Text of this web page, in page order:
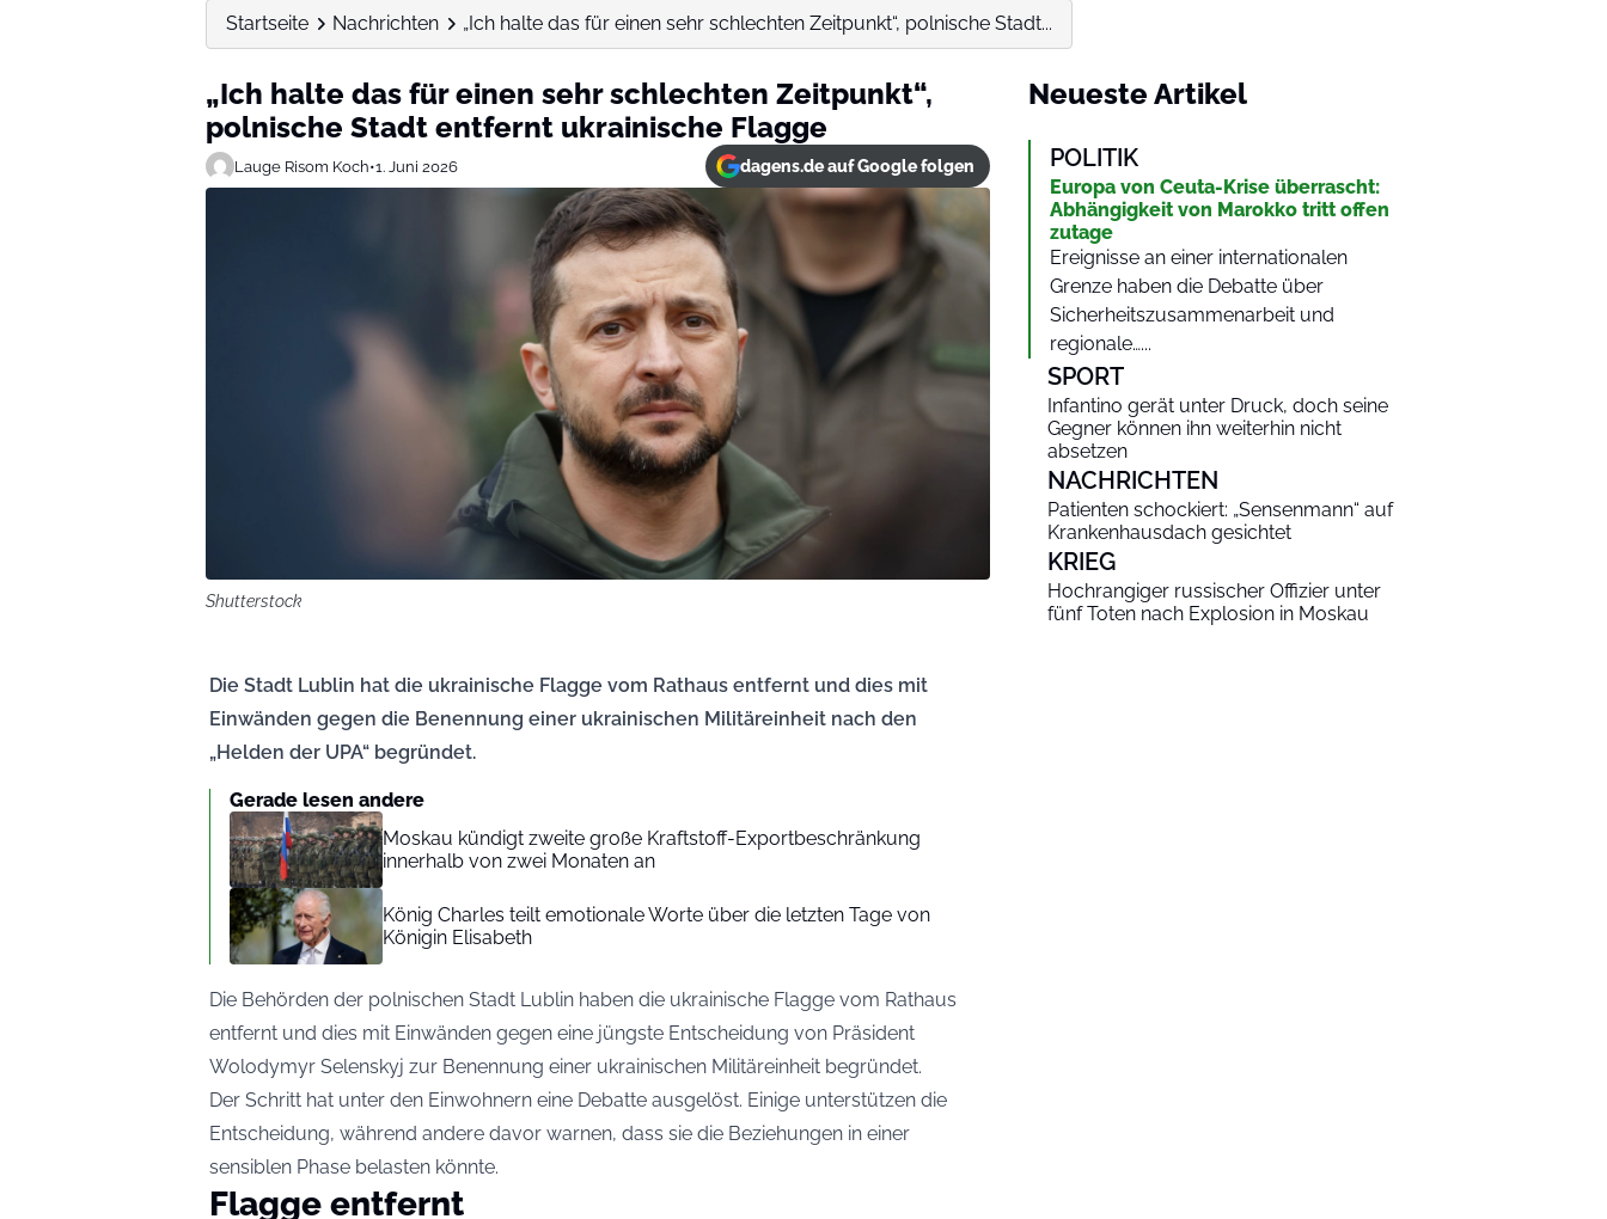
Startseite Nachrichten „Ich halte das für einen sehr schlechten Zeitpunkt“, polnische Stadt...
„Ich halte das für einen sehr schlechten Zeitpunkt“,
polnische Stadt entfernt ukrainische Flagge
Lauge Risom Koch•1. Juni 2026 dagens.de auf Google folgen
Shutterstock
Die Stadt Lublin hat die ukrainische Flagge vom Rathaus entfernt und dies mit
Einwänden gegen die Benennung einer ukrainischen Militäreinheit nach den
„Helden der UPA“ begründet.
Gerade lesen andere
Moskau kündigt zweite große Kraftstoff-Exportbeschränkung
innerhalb von zwei Monaten an
König Charles teilt emotionale Worte über die letzten Tage von
Königin Elisabeth
Die Behörden der polnischen Stadt Lublin haben die ukrainische Flagge vom Rathaus
entfernt und dies mit Einwänden gegen eine jüngste Entscheidung von Präsident
Wolodymyr Selenskyj zur Benennung einer ukrainischen Militäreinheit begründet.
Der Schritt hat unter den Einwohnern eine Debatte ausgelöst. Einige unterstützen die
Entscheidung, während andere davor warnen, dass sie die Beziehungen in einer
sensiblen Phase belasten könnte.
Flagge entfernt
Neueste Artikel
POLITIK
Europa von Ceuta-Krise überrascht:
Abhängigkeit von Marokko tritt offen
zutage
Ereignisse an einer internationalen
Grenze haben die Debatte über
Sicherheitszusammenarbeit und
regionale…...
SPORT
Infantino gerät unter Druck, doch seine
Gegner können ihn weiterhin nicht
absetzen
NACHRICHTEN
Patienten schockiert: „Sensenmann“ auf
Krankenhausdach gesichtet
KRIEG
Hochrangiger russischer Offizier unter
fünf Toten nach Explosion in Moskau